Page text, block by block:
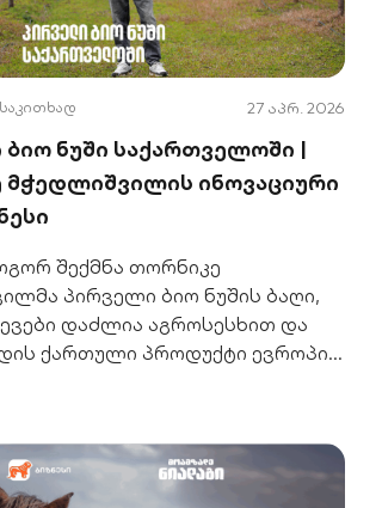
27 აპრ. 2026
ნუში საქართველოში |
ინოვაციური
შექმნა თორნიკე
პირველი ბიო ნუშის ბაღი,
დაძლია აგროსესხით და
ქართული პროდუქტი ევროპის